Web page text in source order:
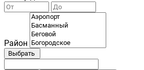
Район
Выбрать